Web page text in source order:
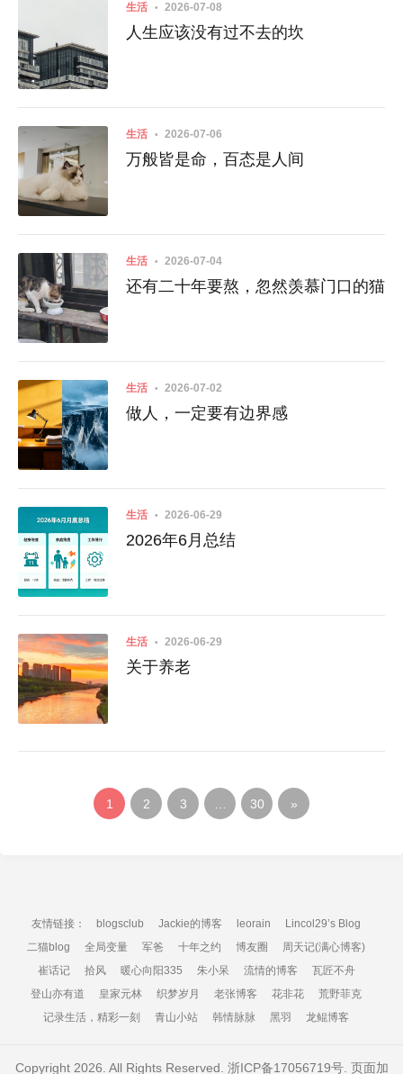
生活 2026-07-08
人生应该没有过不去的坎
生活 2026-07-06
万般皆是命，百态是人间
生活 2026-07-04
还有二十年要熬，忽然羡慕门口的猫
生活 2026-07-02
做人，一定要有边界感
生活 2026-06-29
2026年6月总结
生活 2026-06-29
关于养老
1 2 3 30 »
友情链接： blogsclub Jackie的博客 leorain
Lincol29’s Blog
二猫blog
全局变量 军爸 十年之约 博友圈
周天记(满心博客)
崔话记
拾风 暖心向阳335 朱小呆 流情的博客
瓦匠不舟
登山亦有道
皇家元林 织梦岁月 老张博客 花非花
荒野菲克
记录生活，精彩一刻
青山小站 韩情脉脉 黑羽 龙鲲博客
Copyright 2026. All Rights Reserved. 浙ICP备17056719号. 页面加